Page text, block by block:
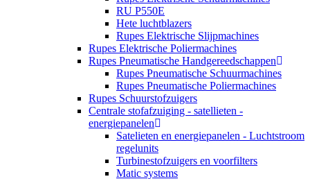
RU P550E
Hete luchtblazers
Rupes Elektrische Slijpmachines
Rupes Elektrische Poliermachines
Rupes Pneumatische Handgereedschappen
Rupes Pneumatische Schuurmachines
Rupes Pneumatische Poliermachines
Rupes Schuurstofzuigers
Centrale stofafzuiging - satellieten -
energiepanelen
Satelieten en energiepanelen - Luchtstroom
regelunits
Turbinestofzuigers en voorfilters
Matic systems